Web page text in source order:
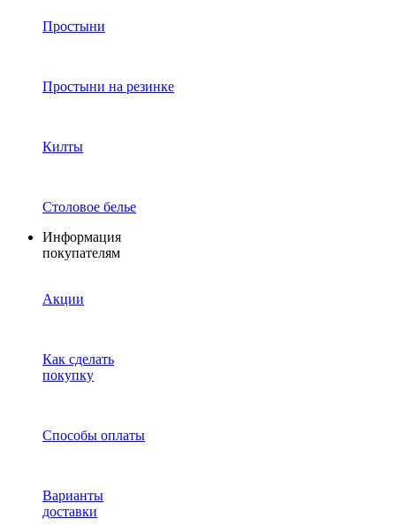
Простыни
Простыни на резинке
Килты
Столовое белье
Информация
покупателям
Акции
Как сделать
покупку
Способы оплаты
Варианты
доставки